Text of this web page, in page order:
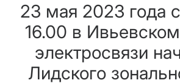
23 мая 2023 года
16.00 в
электросвязи
Лидского